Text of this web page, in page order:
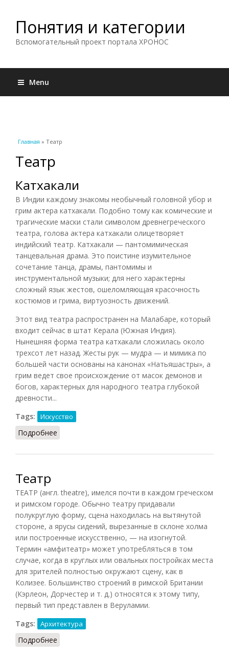
Понятия и категории
Вспомогательный проект портала ХРОНОС
Menu
Вы здесь
Главная » Театр
Театр
Катхакали
В Индии каждому знакомы необычный головной убор и
грим актера катхакали. Подобно тому как комические и
трагические маски стали символом древнегреческого
театра, голова актера катхакали олицетворяет
индийский театр. Катхакали — пантомимическая
танцевальная драма. Это поистине изумительное
сочетание танца, драмы, пантомимы и
инструментальной музыки; для него характерны
сложный язык жестов, ошеломляющая красочность
костюмов и грима, виртуозность движений.
Этот вид театра распространен на Малабаре, который
входит сейчас в штат Керала (Южная Индия).
Нынешняя форма театра катхакали сложилась около
трехсот лет назад. Жесты рук — мудра — и мимика по
большей части основаны на канонах «Натьяшастры», а
грим ведет свое происхождение от масок демонов и
богов, характерных для народного театра глубокой
древности...
Tags:
Искусство
Подробнее
Театр
ТЕАТР (англ. theatre), имелся почти в каждом греческом
и римском городе. Обычно театру придавали
полукруглую форму, сцена находилась на вытянутой
стороне, а ярусы сидений, вырезанные в склоне холма
или построенные искусственно, — на изогнутой.
Термин «амфитеатр» может употребляться в том
случае, когда в круглых или овальных постройках места
для зрителей полностью окружают сцену, как в
Колизее. Большинство строений в римской Британии
(Кэрлеон, Дорчестер и т. д.) относятся к этому типу,
первый тип представлен в Веруламии.
Tags:
Архитектура
Подробнее